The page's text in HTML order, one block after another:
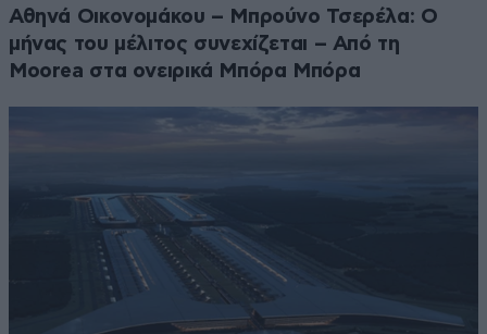
Αθηνά Οικονομάκου – Μπρούνο Τσερέλα: Ο
μήνας του μέλιτος συνεχίζεται – Από τη
Moorea στα ονειρικά Μπόρα Μπόρα